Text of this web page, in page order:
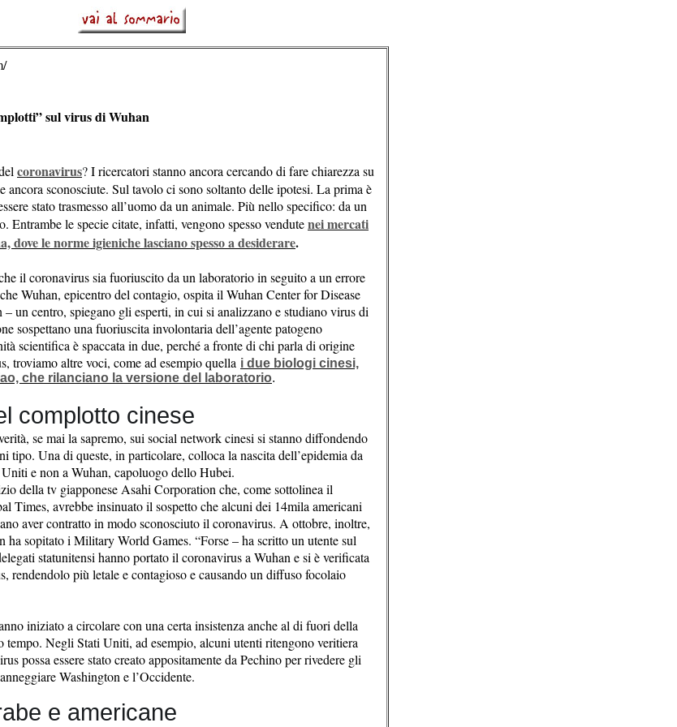
sul virus di Wuhan
coronavirus?I ricercatori stanno ancora cercando di fare chiarezza su
ancora sconosciute. Sul tavolo ci sono soltanto delle ipotesi. La prima è
stato trasmesso all’uomo da un animale. Più nello specifico: da un
Entrambe le specie citate, infatti, vengono spesso vendutenei mercati
dove le norme igieniche lasciano spesso a desiderare.
il coronavirus sia fuoriuscito da un laboratorio in seguito a un errore
Wuhan, epicentro del contagio, ospita il Wuhan Center for Disease
un centro, spiegano gli esperti, in cui si analizzano e studiano virus di
sospettano una fuoriuscita involontaria dell’agente patogeno
scientifica è spaccata in due, perché a fronte di chi parla di origine
troviamo altre voci, come ad esempio quella i due biologi cinesi,
che rilanciano la versione del laboratorio.
complotto cinese
se mai la sapremo, sui social network cinesi si stanno diffondendo
tipo. Una di queste, in particolare, colloca la nascita dell’epidemia da
e non a Wuhan, capoluogo dello Hubei.
della tv giapponese Asahi Corporation che, come sottolinea il
Times, avrebbe insinuato il sospetto che alcuni dei 14mila americani
aver contratto in modo sconosciuto il coronavirus. A ottobre, inoltre,
ha sopitato i Military World Games. “Forse – ha scritto un utente sul
statunitensi hanno portato il coronavirus a Wuhan e si è verificata
rendendolo più letale e contagioso e causando un diffuso focolaio
iniziato a circolare con una certa insistenza anche al di fuori della
tempo. Negli Stati Uniti, ad esempio, alcuni utenti ritengono veritiera
possa essere stato creato appositamente da Pechino per rivedere gli
Washington e l’Occidente.
e americane